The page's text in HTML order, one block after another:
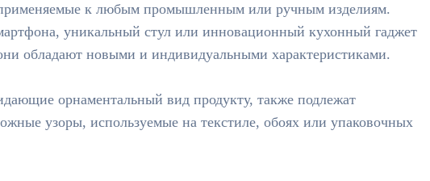
к любым промышленным или ручным изделиям.
уникальный стул или инновационный кухонный гаджет
обладают новыми и индивидуальными характеристиками.
орнаментальный вид продукту, также подлежат
узоры, используемые на текстиле, обоях или упаковочных